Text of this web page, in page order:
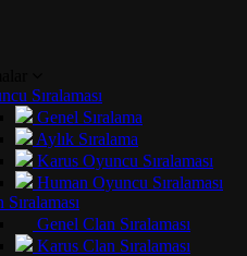
Sıralaması
Genel Sıralama
Aylık Sıralama
Karus Oyuncu Sıralaması
Human Oyuncu Sıralaması
Sıralaması
Genel Clan Sıralaması
Karus Clan Sıralaması